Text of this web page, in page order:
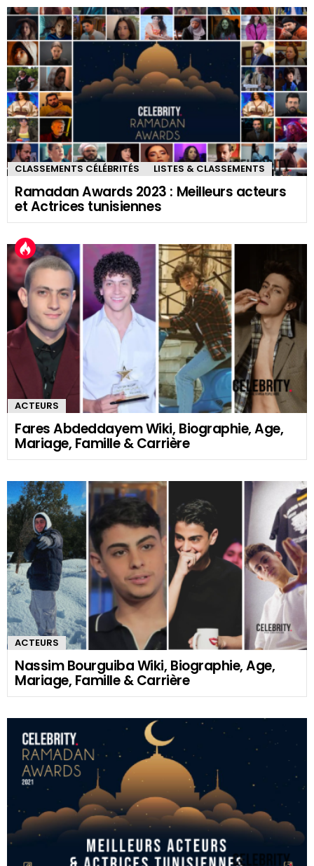
CLASSEMENTS CÉLÉBRITÉS LISTES & CLASSEMENTS
Ramadan Awards 2023 : Meilleurs acteurs
et Actrices tunisiennes
ACTEURS
Fares Abdeddayem Wiki, Biographie, Age,
Mariage, Famille & Carrière
ACTEURS
Nassim Bourguiba Wiki, Biographie, Age,
Mariage, Famille & Carrière